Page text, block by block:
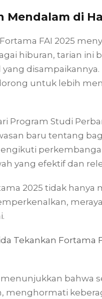
Mendalam di
FAI 2025
hiburan, tarian
untuk lebih
Program Studi
baru tentang
yang efektif dan
2025 tidak
Tekankan Fortama
bahwa
menghormati